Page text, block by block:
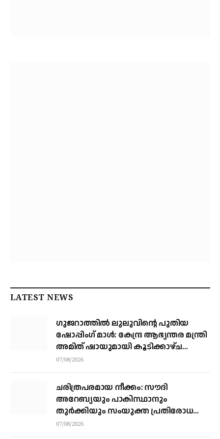
LATEST NEWS
ഗുജറാത്തിൽ ലുലുവിന്റെ പുതിയ
ഷോപ്പിംഗ് മാൾ: കേന്ദ്ര ആഭ്യന്തര മന്ത്രി
അമിത് ഷായുമായി കൂടിക്കാഴ്ച
നടത്തി എം.എ യൂസഫലി
07/08/2026
ചരിത്രപരമായ നീക്കം: സൗദി
അറേബ്യയും പാകിസ്ഥാനും
തുർക്കിയും സംയുക്ത പ്രതിരോധ
കരാറിൽ ഒപ്പുവെക്കുന്നു,
07/08/2026